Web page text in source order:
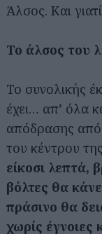
Άλσος. Και
Το άλσος του
Το συνολικής
έχει… απ’ όλα
απόδρασης από
του κέντρου
είκοσι λεπτά,
βόλτες θα
πράσινο θα
χωρίς έγνοιες